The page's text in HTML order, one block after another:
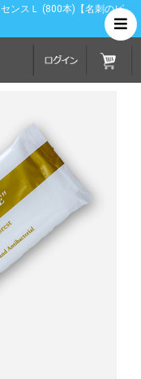
ンスＬ (800本)【名刺のピ